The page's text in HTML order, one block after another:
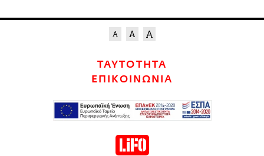
ΤΑΥΤΟΤΗΤΑ
ΕΠΙΚΟΙΝΩΝΙΑ